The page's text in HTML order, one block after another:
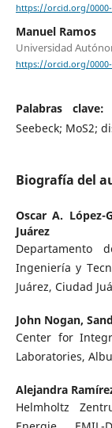
https://orcid.org/0000-
Manuel Ramos
Universidad
https://orcid.org/0000-
Palabras clave:
Seebeck; MoS2;
Biografía del
Oscar A. López-
Juárez
Departamento
Ingeniería y
Juárez, Ciudad
John Nogan,
Center for
Laboratories,
Alejandra
Helmholtz